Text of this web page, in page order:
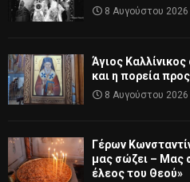
8 Αυγούστου 2026
Άγιος
και η πορεία
8 Αυγούστου 2026
Γέρων
μας σώζει – Μας
έλεος του Θεού»